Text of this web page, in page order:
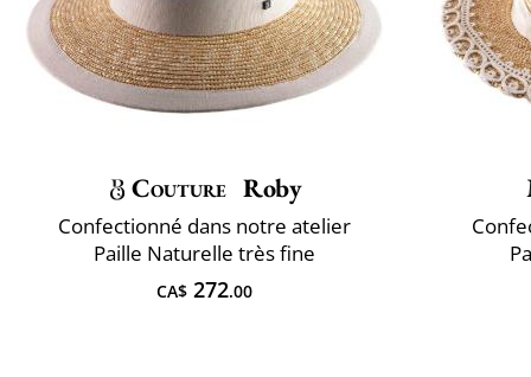
Couture Roby
Confectionné dans notre atelier
Paille Naturelle très fine
CA$ 272.00